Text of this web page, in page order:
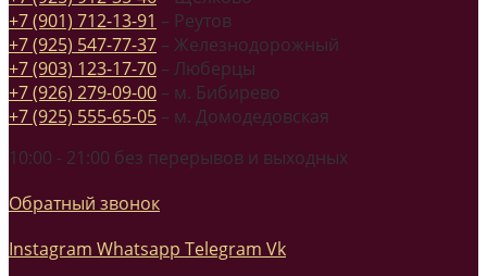
+7 (901) 712-13-91 – Реутов
+7 (925) 547-77-37 – Железнодорожный
+7 (903) 123-17-70 – Люберцы
+7 (926) 279-09-00 – м. Бибирево
+7 (925) 555-65-05 – м. Домодедовская
10:00 - 21:00 без перерывов и выходных
Обратный звонок
Instagram Whatsapp Telegram Vk